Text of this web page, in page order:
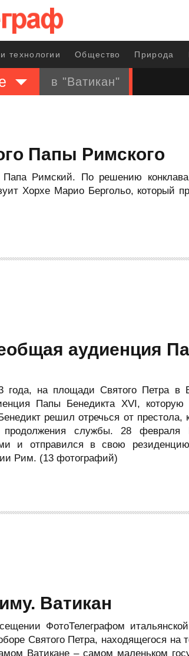
технологии Общество Природа
в "Ватикан"
Папы Римского
Римский. По решению
Хорхе Марио Бергольо, который
аудиенция
на площади Святого Петра в
Папы Бенедикта XVI, которую
решил отречься от престола,
службы. 28 февраля
и отправился в свою
Рим. (13 фотографий)
Ватикан
ФотоТелеграфом
Святого Петра, находящегося на
Ватикане – самом маленьком